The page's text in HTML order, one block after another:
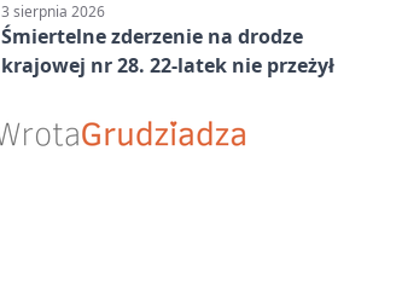
3 sierpnia 2026
Śmiertelne zderzenie na drodze
krajowej nr 28. 22-latek nie przeżył